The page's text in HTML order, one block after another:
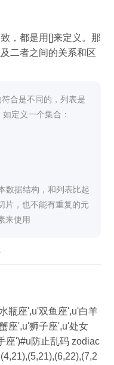
，都是用[]来定义。那
二者之间的关系和区
合是不同的，列表是
如定义一个集合：
数据结构，和列表比起
片，也不能有重复的元
来使用
瓶座',u'双鱼座',u'白羊
座')#u防止乱码 zodiac